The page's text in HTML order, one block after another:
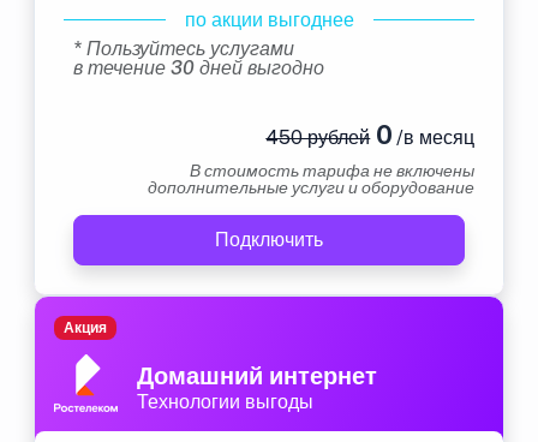
по акции выгоднее
* Пользуйтесь услугами
в течение 30 дней выгодно
450 рублей0 /в месяц
В стоимость тарифа не включены
дополнительные услуги и оборудование
Подключить
Домашний интернет
Технологии выгоды
Акция